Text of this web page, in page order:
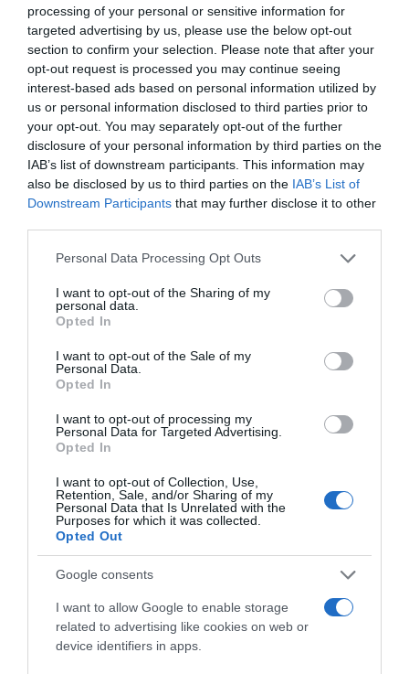
processing of your personal or sensitive information for
targeted advertising by us, please use the below opt-out
section to confirm your selection. Please note that after your
opt-out request is processed you may continue seeing
interest-based ads based on personal information utilized by
us or personal information disclosed to third parties prior to
your opt-out. You may separately opt-out of the further
disclosure of your personal information by third parties on the
IAB’s list of downstream participants. This information may
also be disclosed by us to third parties on the IAB’s List of
Downstream Participants that may further disclose it to other
Please note that this website/app uses one or more Google
not limited to your visit or usage behaviour. You may click to
grant or deny consent to Google and its third-party tags to
use your data for below specified purposes in below Google
consent section.
Personal Data Processing Opt Outs
I want to opt-out of the Sharing of my
personal data.
Opted In
I want to opt-out of the Sale of my
Personal Data.
Opted In
I want to opt-out of processing my
Personal Data for Targeted Advertising.
Opted In
I want to opt-out of Collection, Use,
Retention, Sale, and/or Sharing of my
Personal Data that Is Unrelated with the
Purposes for which it was collected.
Opted Out
Google consents
I want to allow Google to enable storage
related to advertising like cookies on web or
device identifiers in apps.
ΕΛΛΑΔΑ